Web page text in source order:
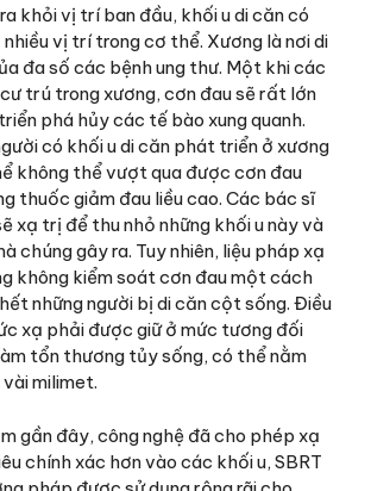
khỏi vị trí ban đầu, khối u di căn có
vị trí trong cơ thể. Xương là nơi di
đa số các bệnh ung thư. Một khi các
trú trong xương, cơn đau sẽ rất lớn
phá hủy các tế bào xung quanh.
có khối u di căn phát triển ở xương
không thể vượt qua được cơn đau
thuốc giảm đau liều cao. Các bác sĩ
xạ trị để thu nhỏ những khối u này và
chúng gây ra. Tuy nhiên, liệu pháp xạ
không kiểm soát cơn đau một cách
những người bị di căn cột sống. Điều
xạ phải được giữ ở mức tương đối
tổn thương tủy sống, có thể nằm
milimet.
gần đây, công nghệ đã cho phép xạ
chính xác hơn vào các khối u, SBRT